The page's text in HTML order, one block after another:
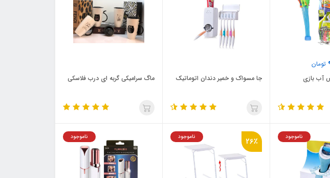
تومان
آب بازی جا مسواک و خمیر دندان اتوماتیک ماگ سرامیکی گربه ای درب فلاسکی
ناموجود 26٪ ناموجود ناموجود